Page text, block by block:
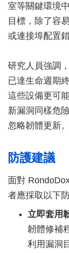
室等關鍵環境
目標，除了容
或連接埠配置
研究人員強調
已達生命週期
這些設備更可
新漏洞同樣危
忽略韌體更新。
防護建議
面對
者應採取以下
立即套用
韌體修補
利用漏洞